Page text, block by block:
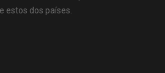
estos dos países.